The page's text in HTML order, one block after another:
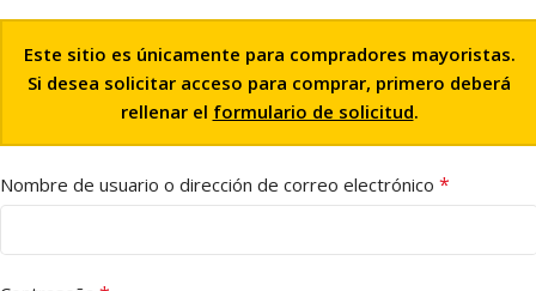
Este sitio es únicamente para compradores mayoristas.
Si desea solicitar acceso para comprar, primero deberá
rellenar el formulario de solicitud.
Nombre de usuario o dirección de correo electrónico *